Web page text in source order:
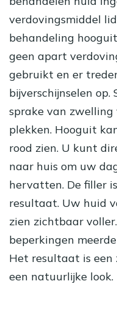
verdovingsmiddel
behandeling
geen apart
gebruikt en er
bijverschijnselen
sprake van
plekken. Hooguit
rood zien. U kunt
naar huis om uw
hervatten. De filler
resultaat. Uw huid
zien zichtbaar
beperkingen
Het resultaat is een
een natuurlijke look.